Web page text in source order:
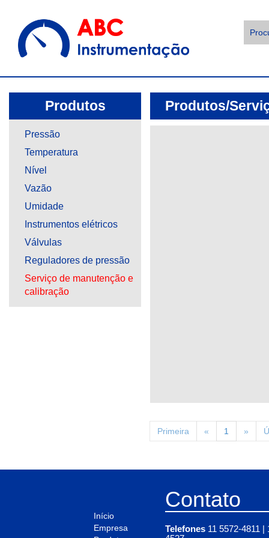
Produtos
Pressão
Temperatura
Nível
Vazão
Umidade
Instrumentos elétricos
Válvulas
Reguladores de pressão
Serviço de manutenção e
calibração
Produtos/
Primeira « 1 »
Início
Empresa
Contato
Telefones 11 5572-4811 |